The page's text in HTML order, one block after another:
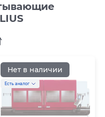
Нет в наличии
Есть аналог